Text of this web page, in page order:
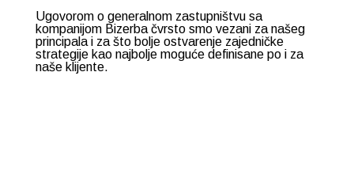
Ugovorom o generalnom zastupništvu sa
kompanijom Bizerba čvrsto smo vezani za našeg
principala i za što bolje ostvarenje zajedničke
strategije kao najbolje moguće definisane po i za
naše klijente.